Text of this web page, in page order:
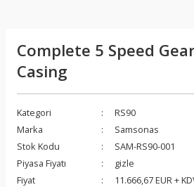
Complete 5 Speed
Casing
Kategori
RS90
Marka
Samsonas
Stok Kodu
SAM-RS90-001
Piyasa Fiyatı
gizle
Fiyat
11.666,67 EUR +